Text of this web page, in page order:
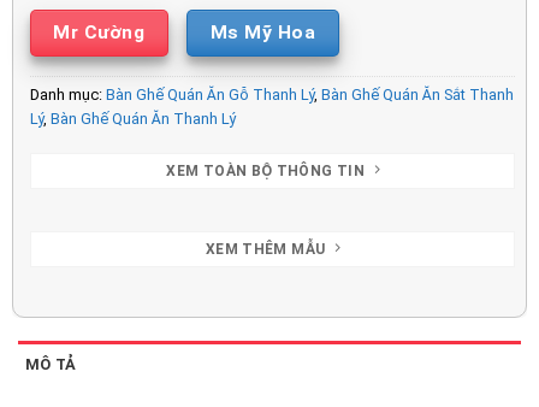
Mr Cường Ms Mỹ Hoa
Danh mục: Bàn Ghế Quán Ăn Gỗ Thanh Lý, Bàn Ghế Quán Ăn Sắt Thanh
Lý, Bàn Ghế Quán Ăn Thanh Lý
XEM TOÀN BỘ THÔNG TIN
XEM THÊM MẪU
MÔ TẢ